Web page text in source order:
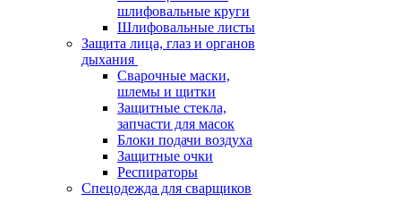
шлифовальные круги
Шлифовальные листы
Защита лица, глаз и органов
дыхания
Сварочные маски,
шлемы и щитки
Защитные стекла,
запчасти для масок
Блоки подачи воздуха
Защитные очки
Респираторы
Спецодежда для сварщиков